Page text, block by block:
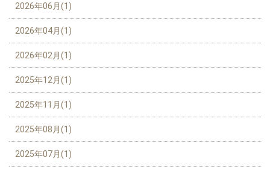
2026年06月(1)
2026年04月(1)
2026年02月(1)
2025年12月(1)
2025年11月(1)
2025年08月(1)
2025年07月(1)